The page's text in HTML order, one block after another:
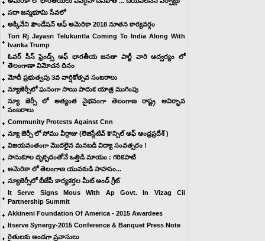
సదా జన్మభూమి సేవలో
అక్కినేని ఫౌండేషన్ ఆఫ్ అమెరికా 2018 నూతన కార్యవర్గం
Tori Rj Jayasri Telukuntla Coming To India Along With
Ivanka Trump
ఓవర్ సీస్ ఫ్రెండ్స్ అఫ్ భారతీయ జనతా పార్టీ వారి ఆద్వర్యం లో
తెలంగాణా విమోచన దినం
మోదీ ప్రభుత్వపు ౩వ వార్షికోత్సవ సంబరాలు
న్యూజెర్సీలో ఘనంగా సాయి పాదుక యాత్ర ముగింపు
న్యూ జెర్సీ లో అత్యంత వైభవంగా తెలంగాణ రాష్ట్ర ఆవిర్భావ
సంబరాలు
Community Protests Against Cnn
న్యూ జెర్సీ లో సోము వీర్రాజు (లెజిస్లేటివ్ కౌన్సిల్ అఫ్ ఆంధ్రప్రదేశ్ )
విజయవంతంగా మొదలైన మనబడి విద్యా సంవత్సరం !
సానుకూల దృక్పదంతోనే ఒత్తిడి మాయం : గరికపాటి
అమెరికా లో తెలంగాణ యువ‌కుడి సాహ‌సం...
న్యూజెర్సీలో బీజేపీ కార్యకర్తల మీట్ అండ్ గ్రీట్
It Serve Signs Mous With Ap Govt. In Vizag Cii
Partnership Summit
Akkineni Foundation Of America - 2015 Awardees
Itserve Synergy-2015 Conference & Banquet Press Note
రైతులకు అండగా ప్రవాసులు